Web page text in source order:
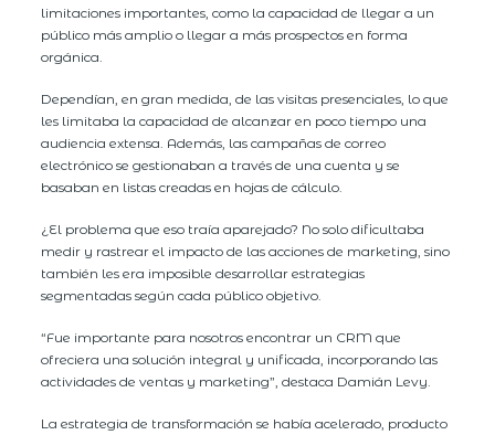
limitaciones importantes, como la capacidad de llegar a un
público más amplio o llegar a más prospectos en forma
orgánica.
Dependían, en gran medida, de las visitas presenciales, lo que
les limitaba la capacidad de alcanzar en poco tiempo una
audiencia extensa. Además, las campañas de correo
electrónico se gestionaban a través de una cuenta y se
basaban en listas creadas en hojas de cálculo.
¿El problema que eso traía aparejado? No solo dificultaba
medir y rastrear el impacto de las acciones de marketing, sino
también les era imposible desarrollar estrategias
segmentadas según cada público objetivo.
“Fue importante para nosotros encontrar un CRM que
ofreciera una solución integral y unificada, incorporando las
actividades de ventas y marketing”, destaca Damián Levy.
La estrategia de transformación se había acelerado, producto